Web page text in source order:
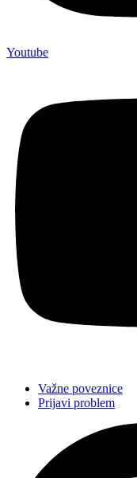
Youtube
Važne poveznice
Prijavi problem